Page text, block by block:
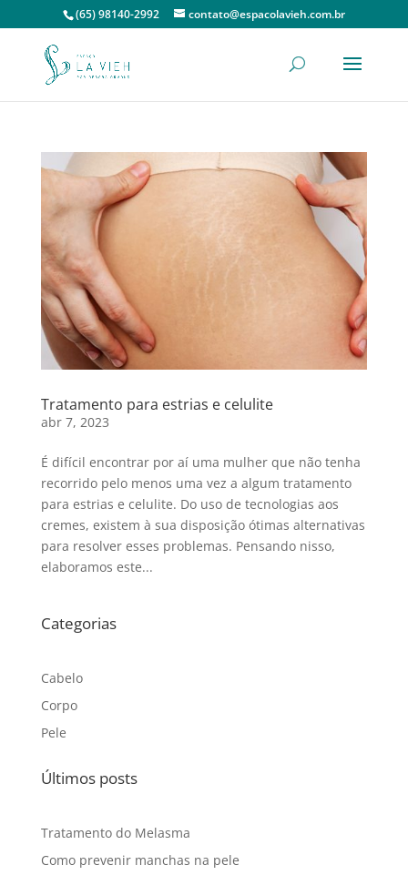
(65) 98140-2992 contato@espacolavieh.com.br
Tratamento para estrias e celulite
abr 7, 2023
É difícil encontrar por aí uma mulher que não tenha
recorrido pelo menos uma vez a algum tratamento
para estrias e celulite. Do uso de tecnologias aos
cremes, existem à sua disposição ótimas alternativas
para resolver esses problemas. Pensando nisso,
elaboramos este...
Categorias
Cabelo
Corpo
Pele
Últimos posts
Tratamento do Melasma
Como prevenir manchas na pele